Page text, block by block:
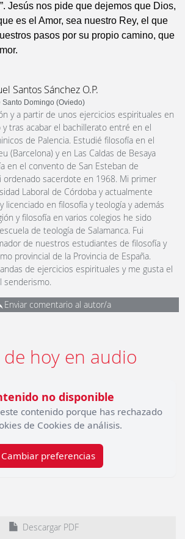
Jesús nos pide que dejemos que Dios,
es el Amor, sea nuestro Rey, el que
pasos por su propio camino, que
Santos Sánchez O.P.
Santo Domingo (Oviedo)
y a partir de unos ejercicios espirituales en
y tras acabar el bachillerato entré en el
de Palencia. Estudié filosofía en el
(Barcelona) y en Las Caldas de Besaya
en el convento de San Esteban de
ordenado sacerdote en 1968. Mi primer
Laboral de Córdoba y actualmente
licenciado en filosofía y teología y además
y filosofía en varios colegios he sido
de teología de Salamanca. Fui
de nuestros estudiantes de filosofía y
provincial de la Provincia de España.
de ejercicios espirituales y me gusta el
senderismo.
Enviar comentario al autor/a
de hoy en audio
no disponible
contenido porque has rechazado
de Cookies de análisis.
Cambiar preferencias
Descargar PDF